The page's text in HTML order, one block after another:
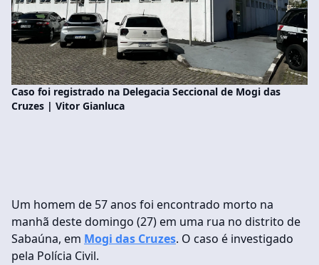
Caso foi registrado na Delegacia Seccional de Mogi das
Cruzes | Vitor Gianluca
Um homem de 57 anos foi encontrado morto na
manhã deste domingo (27) em uma rua no distrito de
Sabaúna, em Mogi das Cruzes. O caso é investigado
pela Polícia Civil.